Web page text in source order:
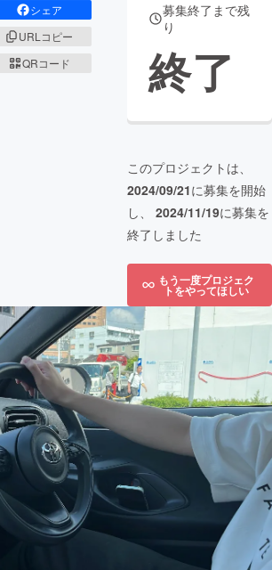
シェア
URLコピー
QRコード
募集終了まで残
り
終了
このプロジェクトは、
2024/09/21に募集を開始
し、 2024/11/19に募集を
終了しました
もう一度プロジェク
トをやってほしい